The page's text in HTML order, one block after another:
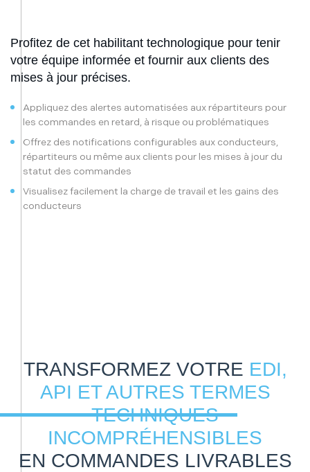
Profitez de cet habilitant technologique pour tenir
votre équipe informée et fournir aux clients des
mises à jour précises.
Appliquez des alertes automatisées aux répartiteurs pour
les commandes en retard, à risque ou problématiques
Offrez des notifications configurables aux conducteurs,
répartiteurs ou même aux clients pour les mises à jour du
statut des commandes
Visualisez facilement la charge de travail et les gains des
conducteurs
TRANSFORMEZ VOTRE EDI,
API ET AUTRES TERMES
TECHNIQUES
INCOMPRÉHENSIBLES
EN COMMANDES LIVRABLES